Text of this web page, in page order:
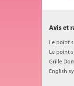
Avis et
Le point
Le point
Grille
English